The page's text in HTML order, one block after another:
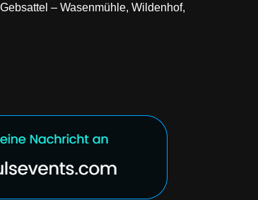
– Wasenmühle, Wildenhof,